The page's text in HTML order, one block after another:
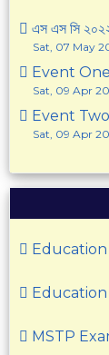
এস এস সি ২০২২
Sat, 07 May
Event One
Sat, 09 Apr
Event Two
Sat, 09 Apr
Education
MSTP